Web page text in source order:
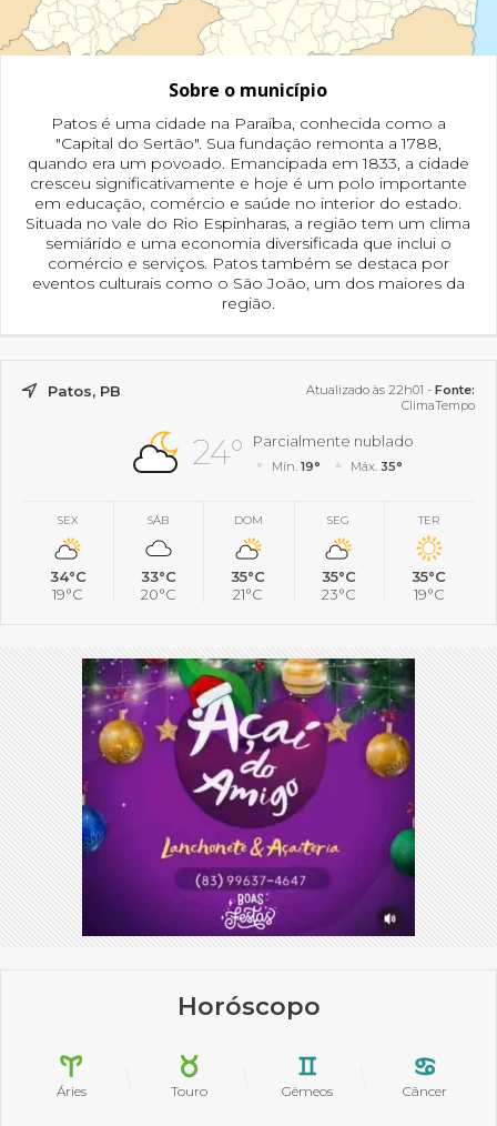
Sobre o município
Patos é uma cidade na Paraíba, conhecida como a
"Capital do Sertão". Sua fundação remonta a 1788,
quando era um povoado. Emancipada em 1833, a cidade
cresceu significativamente e hoje é um polo importante
em educação, comércio e saúde no interior do estado.
Situada no vale do Rio Espinharas, a região tem um clima
semiárido e uma economia diversificada que inclui o
comércio e serviços. Patos também se destaca por
eventos culturais como o São João, um dos maiores da
região.
Patos, PB Atualizado às 22h01 - Fonte:
ClimaTempo
24° Parcialmente nublado
Mín.19° Máx. 35°
SEX
34°C
19°C
SÁB
33°C
20°C
DOM
35°C
21°C
SEG
35°C
23°C
TER
35°C
19°C
Horóscopo
Áries Touro Gêmeos Câncer